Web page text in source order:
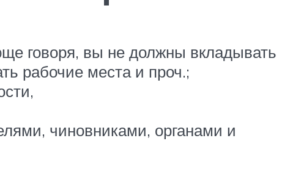
говоря, вы не должны вкладывать
рабочие места и проч.;
чиновниками, органами и